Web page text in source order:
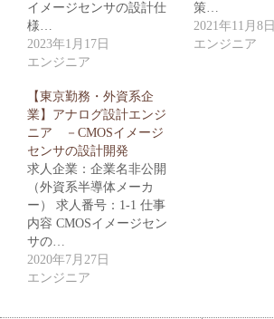
イメージセンサの設計仕
様…
2023年1月17日
エンジニア
策…
2021年11月8日
エンジニア
【東京勤務・外資系企
業】アナログ設計エンジ
ニア －CMOSイメージ
センサの設計開発
求人企業：企業名非公開
（外資系半導体メーカ
ー） 求人番号：1-1 仕事
内容 CMOSイメージセン
サの…
2020年7月27日
エンジニア